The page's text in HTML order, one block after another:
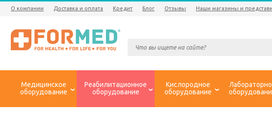
О компании Доставка и оплата Кредит Блог Отзывы Наши магазины и
Медицинское
оборудование
Реабилитационное
оборудование
Кислородное
оборудование